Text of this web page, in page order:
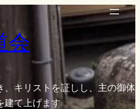
会
キリストを証しし、主の御体
建て上げます